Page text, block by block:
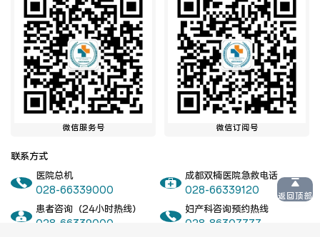
微信服务号 微信订阅号
联系方式
医院总机
028-66339000
成都双楠医院急救电话
028-66339120
患者咨询（24小时热线）
028-66339000
妇产科咨询预约热线
028-86307777
返回顶部